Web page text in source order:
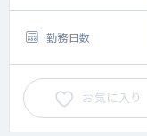
勤務日数
お気に入り